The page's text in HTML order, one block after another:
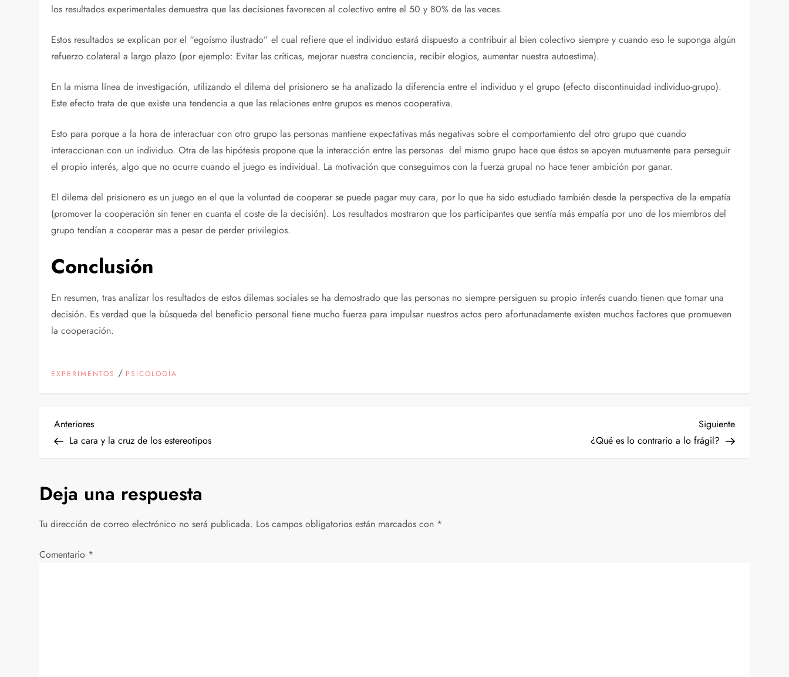
los resultados experimentales demuestra que las decisiones favorecen al colectivo entre el 50 y 80% de las veces.
Estos resultados se explican por el “egoísmo ilustrado” el cual refiere que el individuo estará dispuesto a contribuir al bien colectivo siempre y cuando eso le suponga algún
refuerzo colateral a largo plazo (por ejemplo: Evitar las críticas, mejorar nuestra conciencia, recibir elogios, aumentar nuestra autoestima).
En la misma línea de investigación, utilizando el dilema del prisionero se ha analizado la diferencia entre el individuo y el grupo (efecto discontinuidad individuo-grupo).
Este efecto trata de que existe una tendencia a que las relaciones entre grupos es menos cooperativa.
Esto para porque a la hora de interactuar con otro grupo las personas mantiene expectativas más negativas sobre el comportamiento del otro grupo que cuando
interaccionan con un individuo. Otra de las hipótesis propone que la interacción entre las personas del mismo grupo hace que éstos se apoyen mutuamente para perseguir
el propio interés, algo que no ocurre cuando el juego es individual. La motivación que conseguimos con la fuerza grupal no hace tener ambición por ganar.
El dilema del prisionero es un juego en el que la voluntad de cooperar se puede pagar muy cara, por lo que ha sido estudiado también desde la perspectiva de la empatía
(promover la cooperación sin tener en cuanta el coste de la decisión). Los resultados mostraron que los participantes que sentía más empatía por uno de los miembros del
grupo tendían a cooperar mas a pesar de perder privilegios.
Conclusión
En resumen, tras analizar los resultados de estos dilemas sociales se ha demostrado que las personas no siempre persiguen su propio interés cuando tienen que tomar una
decisión. Es verdad que la búsqueda del beneficio personal tiene mucho fuerza para impulsar nuestros actos pero afortunadamente existen muchos factores que promueven
la cooperación.
EXPERIMENTOS / PSICOLOGÍA
N
v
e
a
Entrada
anterior
Anteriores
La cara y la cruz de los estereotipos
Siguiente
entrada
Siguiente
¿Qué es lo contrario a lo frágil?
Deja una respuesta
Tu dirección de correo electrónico no será publicada. Los campos obligatorios están marcados con *
Comentario *